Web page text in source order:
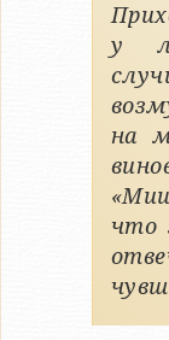
у
на
что